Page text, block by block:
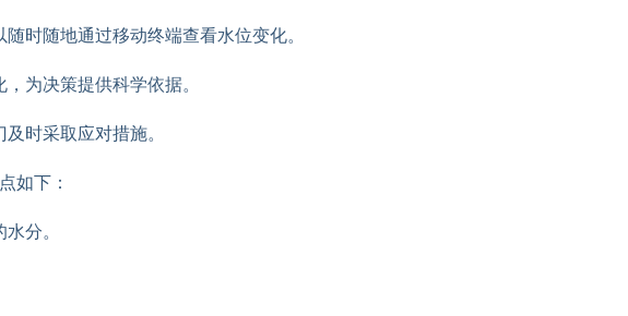
时随地通过移动终端查看水位变化。
为决策提供科学依据。
时采取应对措施。
如下：
分。